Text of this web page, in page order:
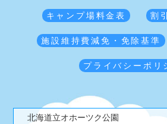
キャンプ場料金表 割
施設維持費減免・免除基準
プライバシーポリ
北海道立オホーツク公園